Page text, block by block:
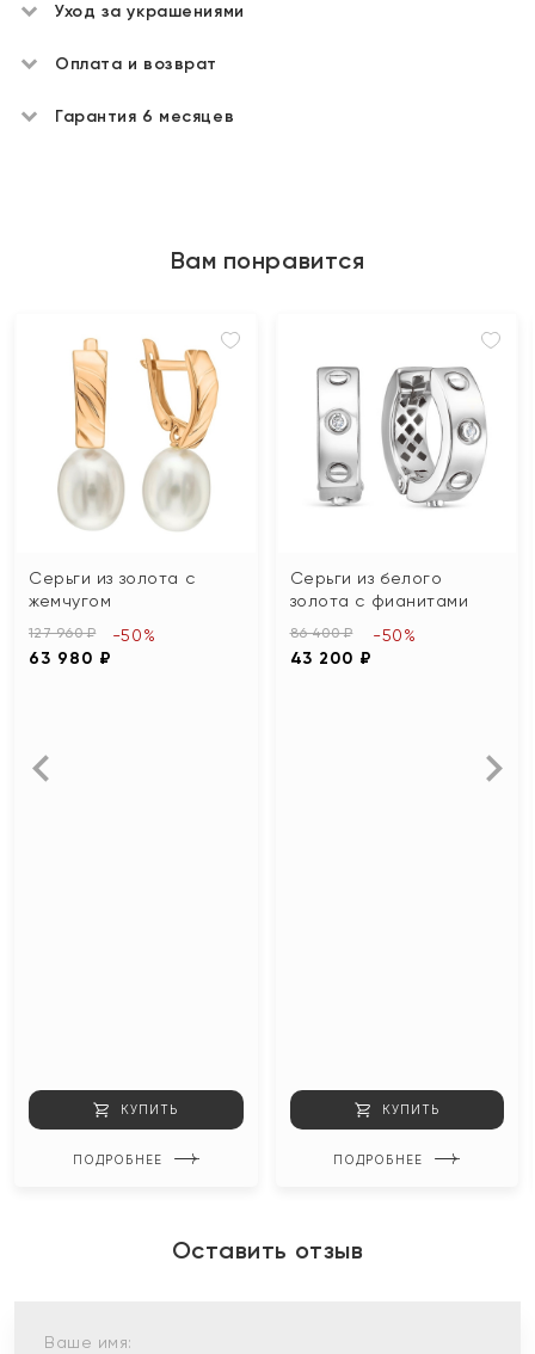
Уход за украшениями
Оплата и возврат
Гарантия 6 месяцев
Вам понравится
Серьги из золота с
жемчугом
127 960 ₽
63 980 ₽
-50%
КУПИТЬ
ПОДРОБНЕЕ
Серьги из белого
золота с фианитами
86 400 ₽
43 200 ₽
-50%
КУПИТЬ
ПОДРОБНЕЕ
Оставить отзыв
Ваше имя: